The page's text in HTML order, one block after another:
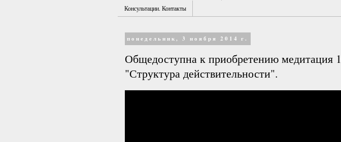
Консультации. Контакты
понедельник, 3 ноября 2014 г.
Общедоступна к приобретению медитация
"Структура действительности".